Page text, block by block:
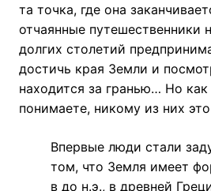
та точка, где она
отчаянные путешественники
долгих столетий
достичь края Земли и
находится за гранью… Но
понимаете, никому из них
Впервые люди стали
том, что Земля имеет
в до н.э., в древней